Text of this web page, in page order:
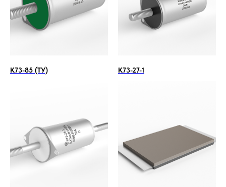
К73-85 (ТУ) К73-27-1